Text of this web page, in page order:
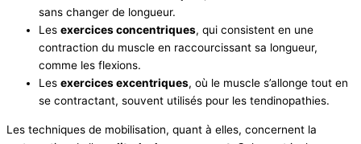
sans changer de longueur.
Les exercices concentriques, qui consistent en une
contraction du muscle en raccourcissant sa longueur,
comme les flexions.
Les exercices excentriques, où le muscle s’allonge tout en
se contractant, souvent utilisés pour les tendinopathies.
Les techniques de mobilisation, quant à elles, concernent la